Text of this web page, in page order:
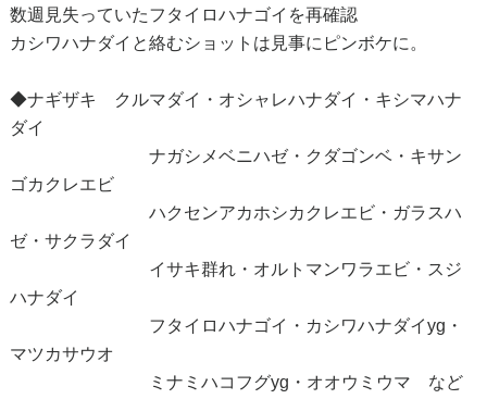
数週見失っていたフタイロハナゴイを再確認
カシワハナダイと絡むショットは見事にピンボケに。
◆ナギザキ クルマダイ・オシャレハナダイ・キシマハナ
ダイ
ナガシメベニハゼ・クダゴンベ・キサン
ゴカクレエビ
ハクセンアカホシカクレエビ・ガラスハ
ゼ・サクラダイ
イサキ群れ・オルトマンワラエビ・スジ
ハナダイ
フタイロハナゴイ・カシワハナダイyg・
マツカサウオ
ミナミハコフグyg・オオウミウマ など